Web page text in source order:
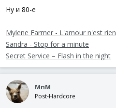
Ну и 80-е
Mylene Farmer - L'amour n'est rien
Sandra - Stop for a minute
Secret Service – Flash in the night
MnM
Post-Hardcore